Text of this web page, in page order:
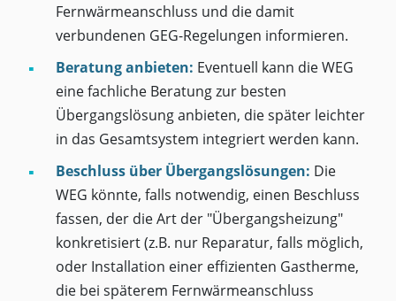
Fernwärmeanschluss und die damit
verbundenen GEG-Regelungen informieren.
Beratung anbieten: Eventuell kann die WEG
eine fachliche Beratung zur besten
Übergangslösung anbieten, die später leichter
in das Gesamtsystem integriert werden kann.
Beschluss über Übergangslösungen: Die
WEG könnte, falls notwendig, einen Beschluss
fassen, der die Art der "Übergangsheizung"
konkretisiert (z.B. nur Reparatur, falls möglich,
oder Installation einer effizienten Gastherme,
die bei späterem Fernwärmeanschluss